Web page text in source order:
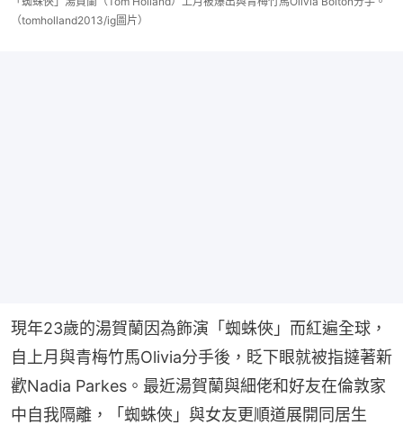
（tomholland2013/ig圖片）
現年23歲的湯賀蘭因為飾演「蜘蛛俠」而紅遍全球，
自上月與青梅竹馬Olivia分手後，眨下眼就被指撻著新
歡Nadia Parkes。最近湯賀蘭與細佬和好友在倫敦家
中自我隔離，「蜘蛛俠」與女友更順道展開同居生